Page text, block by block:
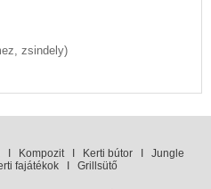
zsindely)
I KompozitI Kerti bútorI Jungle
fajátékokI Grillsütő